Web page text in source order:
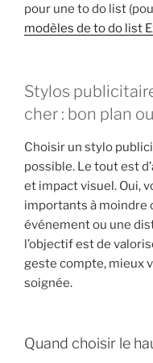
pour une to do list
modèles de to do list
Stylos
cher : bon plan
Choisir un stylo
possible. Le tout est
et impact visuel. Oui,
importants à moindre
événement ou une
l’objectif est de
geste compte, mieux
soignée.
Quand choisir le